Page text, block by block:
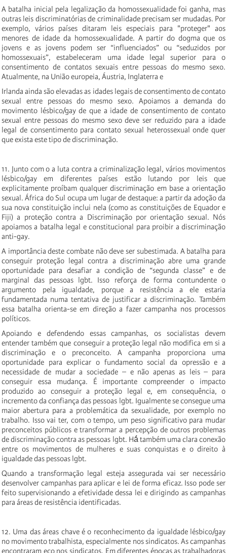
A batalha inicial pela legalização da homossexualidade foi ganha, mas
outras leis discriminatórias de criminalidade precisam ser mudadas. Por
exemplo, vários países ditaram leis especiais para "proteger" aos
menores de idade da homossexualidade. A partir do dogma que os
jovens e as jovens podem ser “influenciados” ou “seduzidos por
homossexuais”, estabeleceram uma idade legal superior para o
consentimento de contatos sexuais entre pessoas do mesmo sexo.
Atualmente, na União europeia, Áustria, Inglaterra e
Irlanda ainda são elevadas as idades legais de consentimento de contato
sexual entre pessoas do mesmo sexo. Apoiamos a demanda do
movimento lésbico/gay de que a idade de consentimento de contato
sexual entre pessoas do mesmo sexo deve ser reduzido para a idade
legal de consentimento para contato sexual heterossexual onde quer
que exista este tipo de discriminação.
11. Junto com o a luta contra a criminalização legal, vários movimentos
lésbico/gay em diferentes países estão lutando por leis que
explicitamente proíbam qualquer discriminação em base a orientação
sexual. África do Sul ocupa um lugar de destaque: a partir da adoção da
sua nova constituição inclui nela (como as constituições de Equador e
Fiji) a proteção contra a Discriminação por orientação sexual. Nós
apoiamos a batalha legal e constitucional para proibir a discriminação
anti-gay.
A importância deste combate não deve ser subestimada. A batalha para
conseguir proteção legal contra a discriminação abre uma grande
oportunidade para desafiar a condição de “segunda classe” e de
marginal das pessoas lgbt. Isso reforça de forma contundente o
argumento pela igualdade, porque a resistência a ele estaria
fundamentada numa tentativa de justificar a discriminação. Também
essa batalha orienta-se em direção a fazer campanha nos processos
políticos.
Apoiando e defendendo essas campanhas, os socialistas devem
entender também que conseguir a proteção legal não modifica em si a
discriminação e o preconceito. A campanha proporciona uma
oportunidade para explicar o fundamento social da opressão e a
necessidade de mudar a sociedade – e não apenas as leis – para
conseguir essa mudança. É importante compreender o impacto
produzido ao conseguir a proteção legal e, em consequência, o
incremento da confiança das pessoas lgbt. Igualmente se consegue uma
maior abertura para a problemática da sexualidade, por exemplo no
trabalho. Isso vai ter, com o tempo, um peso significativo para mudar
preconceitos públicos e transformar a percepção de outros problemas
de discriminação contra as pessoas lgbt. Há́ também uma clara conexão
entre os movimentos de mulheres e suas conquistas e o direito à
igualdade das pessoas lgbt.
Quando a transformação legal esteja assegurada vai ser necessário
desenvolver campanhas para aplicar e lei de forma eficaz. Isso pode ser
feito supervisionando a efetividade dessa lei e dirigindo as campanhas
para áreas de resistência identificadas.
12. Uma das áreas chave é o reconhecimento da igualdade lésbico/gay
no movimento trabalhista, especialmente nos sindicatos. As campanhas
encontraram eco nos sindicatos. Em diferentes épocas as trabalhadoras